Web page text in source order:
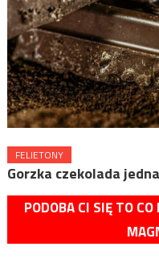
FELIETONY
Gorzka czekolada
PODOBA CI SIĘ TO